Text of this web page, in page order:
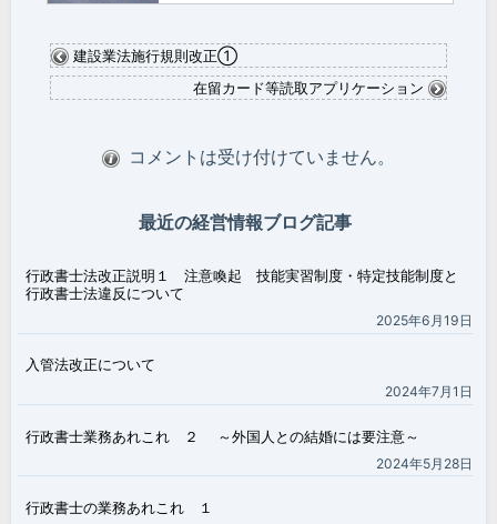
建設業法施行規則改正①
在留カード等読取アプリケーション
コメントは受け付けていません。
最近の経営情報ブログ記事
行政書士法改正説明１ 注意喚起 技能実習制度・特定技能制度と
行政書士法違反について
2025年6月19日
入管法改正について
2024年7月1日
行政書士業務あれこれ ２ ～外国人との結婚には要注意～
2024年5月28日
行政書士の業務あれこれ １